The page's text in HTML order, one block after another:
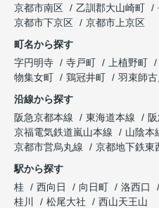
京都市南区
乙訓郡大山崎町
京都市下京区
京都市上京区
町名から探す
字円明寺
寺戸町 上植野町
物集女町
鶏冠井町 羽束師
沿線から探す
阪急京都本線
東海道本線
京福電気鉄道嵐山本線
山陰本
京都市営烏丸線
京都地下鉄東
駅から探す
桂
西向日 向日町 洛西口
桂川
松尾大社 西山天王山